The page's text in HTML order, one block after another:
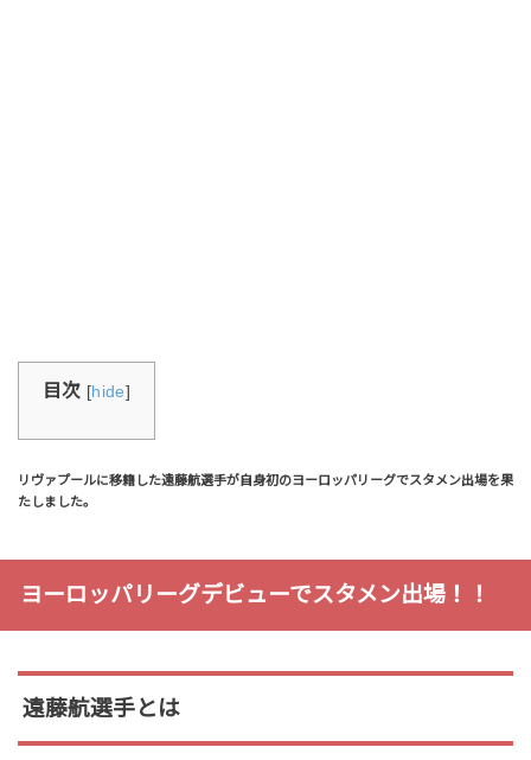
目次 [hide]
リヴァプールに移籍した遠藤航選手が自身初のヨーロッパリーグでスタメン出場を果
たしました。
ヨーロッパリーグデビューでスタメン出場！！
遠藤航選手とは